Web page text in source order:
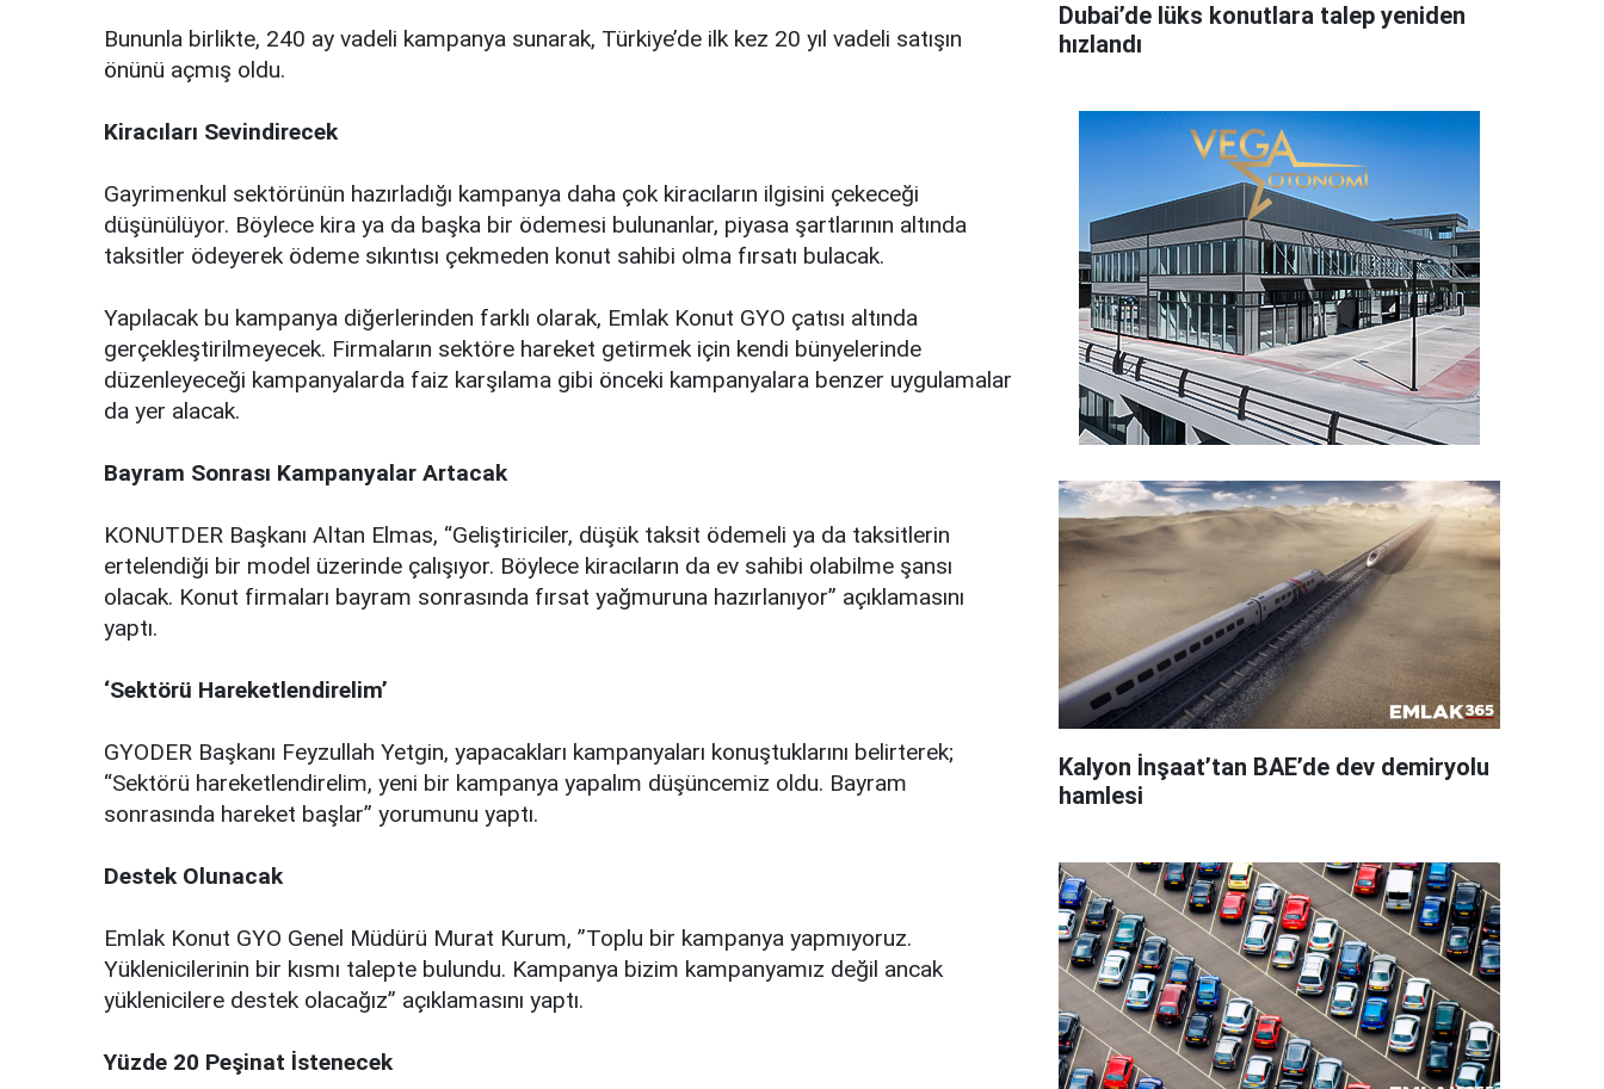
Bununla birlikte, 240 ay vadeli kampanya sunarak, Türkiye’de ilk kez 20 yıl vadeli satışın
önünü açmış oldu.
Kiracıları Sevindirecek
Gayrimenkul sektörünün hazırladığı kampanya daha çok kiracıların ilgisini çekeceği
düşünülüyor. Böylece kira ya da başka bir ödemesi bulunanlar, piyasa şartlarının altında
taksitler ödeyerek ödeme sıkıntısı çekmeden konut sahibi olma fırsatı bulacak.
Yapılacak bu kampanya diğerlerinden farklı olarak, Emlak Konut GYO çatısı altında
gerçekleştirilmeyecek. Firmaların sektöre hareket getirmek için kendi bünyelerinde
düzenleyeceği kampanyalarda faiz karşılama gibi önceki kampanyalara benzer uygulamalar
da yer alacak.
Bayram Sonrası Kampanyalar Artacak
KONUTDER Başkanı Altan Elmas, “Geliştiriciler, düşük taksit ödemeli ya da taksitlerin
ertelendiği bir model üzerinde çalışıyor. Böylece kiracıların da ev sahibi olabilme şansı
olacak. Konut firmaları bayram sonrasında fırsat yağmuruna hazırlanıyor” açıklamasını
yaptı.
‘Sektörü Hareketlendirelim’
GYODER Başkanı Feyzullah Yetgin, yapacakları kampanyaları konuştuklarını belirterek;
“Sektörü hareketlendirelim, yeni bir kampanya yapalım düşüncemiz oldu. Bayram
sonrasında hareket başlar” yorumunu yaptı.
Destek Olunacak
Emlak Konut GYO Genel Müdürü Murat Kurum, ”Toplu bir kampanya yapmıyoruz.
Yüklenicilerinin bir kısmı talepte bulundu. Kampanya bizim kampanyamız değil ancak
yüklenicilere destek olacağız” açıklamasını yaptı.
Yüzde 20 Peşinat İstenecek
Dubai’de lüks konutlara talep yeniden
hızlandı
Kalyon İnşaat’tan BAE’de dev demiryolu
hamlesi